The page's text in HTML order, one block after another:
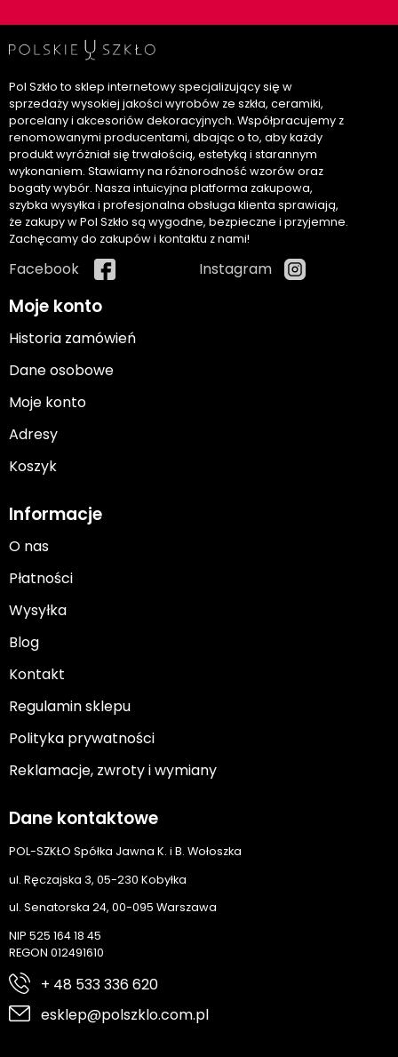
Pol Szkło to sklep internetowy specjalizujący się w
sprzedaży wysokiej jakości wyrobów ze szkła, ceramiki,
porcelany i akcesoriów dekoracyjnych. Współpracujemy z
renomowanymi producentami, dbając o to, aby każdy
produkt wyróżniał się trwałością, estetyką i starannym
wykonaniem. Stawiamy na różnorodność wzorów oraz
bogaty wybór. Nasza intuicyjna platforma zakupowa,
szybka wysyłka i profesjonalna obsługa klienta sprawiają,
że zakupy w Pol Szkło są wygodne, bezpieczne i przyjemne.
Zachęcamy do zakupów i kontaktu z nami!
Facebook Instagram
Moje konto
Historia zamówień
Dane osobowe
Moje konto
Adresy
Koszyk
Informacje
O nas
Płatności
Wysyłka
Blog
Kontakt
Regulamin sklepu
Polityka prywatności
Reklamacje, zwroty i wymiany
Dane kontaktowe
POL-SZKŁO Spółka Jawna K. i B. Wołoszka
ul. Ręczajska 3, 05-230 Kobyłka
ul. Senatorska 24, 00-095 Warszawa
NIP 525 164 18 45
REGON 012491610
+ 48 533 336 620
esklep@polszklo.com.pl